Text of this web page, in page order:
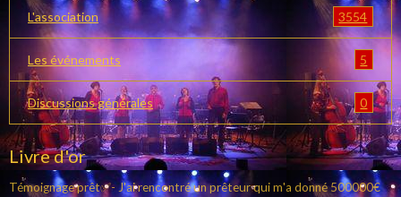
L'association 3554
Les événements 5
Discussions générales 0
Livre d'or
Témoignage prêt✅- J'ai rencontré un prêteur qui m'a donné 500000€